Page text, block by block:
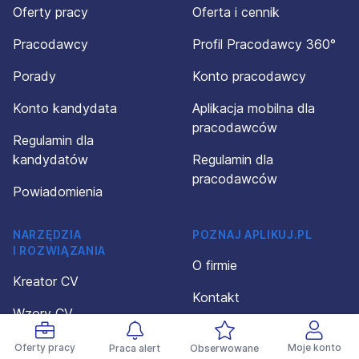
Oferty pracy Praca alert Obserwowane Moje konto
Oferty pracy
Pracodawcy
Porady
Konto kandydata
Regulamin dla
kandydatów
Powiadomienia
Oferta i cennik
Profil Pracodawcy 360°
Konto pracodawcy
Aplikacja mobilna dla
pracodawców
Regulamin dla
pracodawców
NARZĘDZIA
I ROZWIĄZANIA
Kreator CV
Wzory CV
Wzory dokumentów
POZNAJ APLIKUJ.PL
O firmie
Kontakt
Polityka prywatności